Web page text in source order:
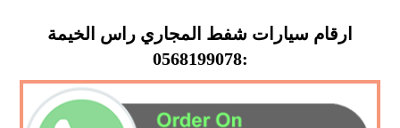
ارقام سيارات شفط المجاري راس الخيمة
:0568199078